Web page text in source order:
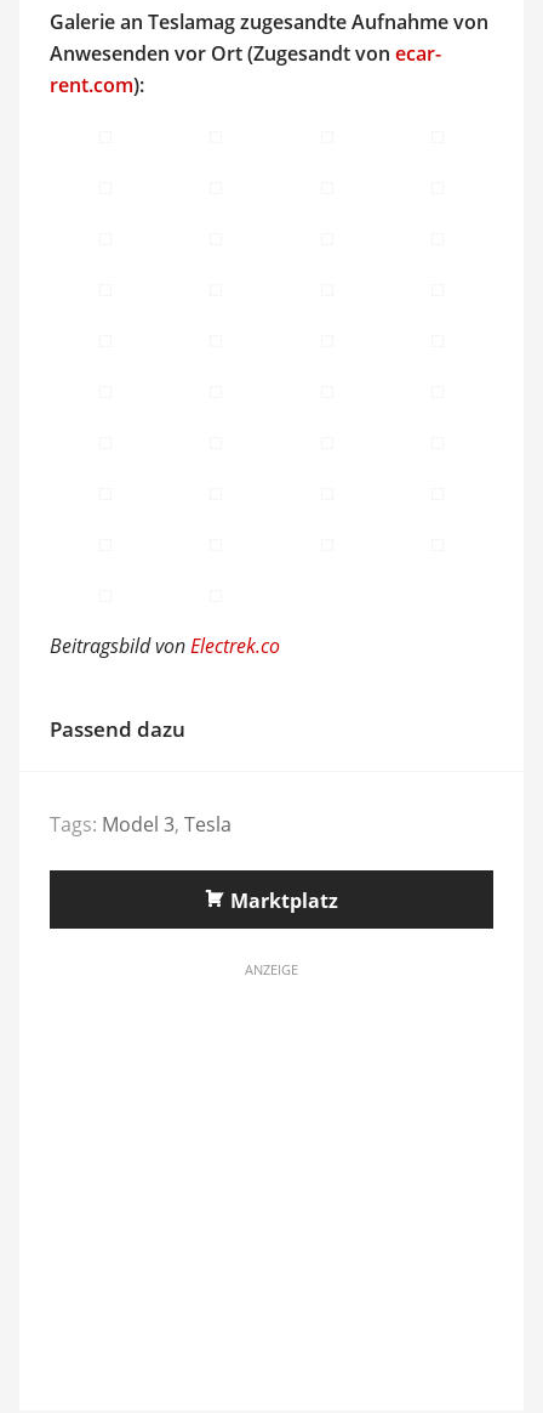
Galerie an Teslamag zugesandte Aufnahme von
Anwesenden vor Ort (Zugesandt von ecar-
rent.com):
Beitragsbild vonElectrek.co
Passend dazu
Tags: Model 3, Tesla
Marktplatz
ANZEIGE